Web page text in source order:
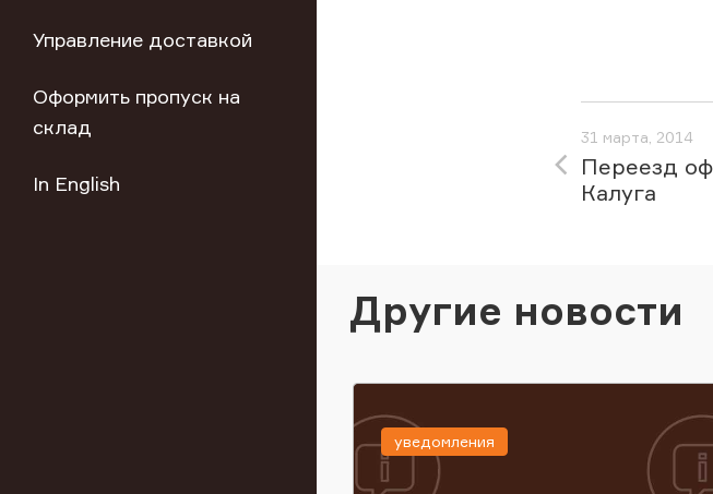
Управление доставкой
Оформить пропуск на
склад
In English
31 марта, 2014
Переезд
Калуга
Другие новости
уведомления